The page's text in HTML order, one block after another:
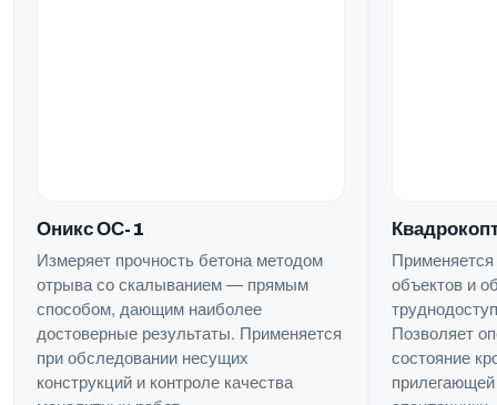
Оникс ОС-1
Измеряет прочность бетона методом
отрыва со скалыванием — прямым
способом, дающим наиболее
достоверные результаты. Применяется
при обследовании несущих
конструкций и контроле качества
объектов и
Позволяет
состояние